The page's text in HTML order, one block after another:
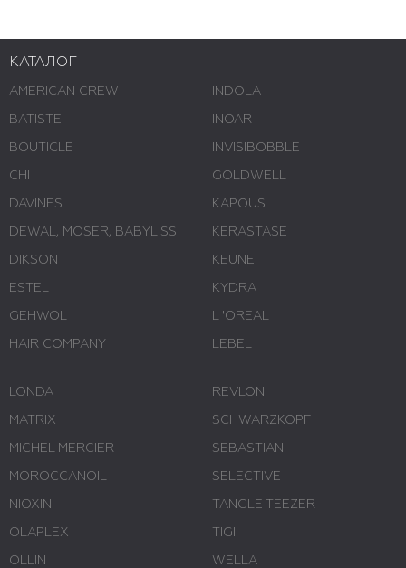
КАТАЛОГ
AMERICAN CREW
BATISTE
BOUTICLE
CHI
DAVINES
DEWAL, MOSER, BABYLISS
DIKSON
ESTEL
GEHWOL
HAIR COMPANY
INDOLA
INOAR
INVISIBOBBLE
GOLDWELL
KAPOUS
KERASTASE
KEUNE
KYDRA
L 'ОREAL
LEBEL
LONDA
MATRIX
MICHEL MERCIER
MOROCCANOIL
NIOXIN
OLAPLEX
OLLIN
REVLON
SCHWARZKOPF
SEBASTIAN
SELECTIVE
TANGLE TEEZER
TIGI
WELLA